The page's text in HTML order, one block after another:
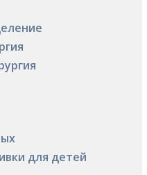
для детей